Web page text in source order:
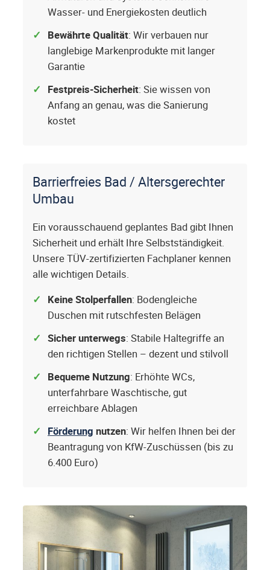
Wasser- und Energiekosten deutlich
Bewährte Qualität: Wir verbauen nur
langlebige Markenprodukte mit langer
Garantie
Festpreis-Sicherheit: Sie wissen von
Anfang an genau, was die Sanierung
kostet
Barrierfreies Bad / Altersgerechter
Umbau
Ein vorausschauend geplantes Bad gibt Ihnen
Sicherheit und erhält Ihre Selbstständigkeit.
Unsere TÜV-zertifizierten Fachplaner kennen
alle wichtigen Details.
Keine Stolperfallen: Bodengleiche
Duschen mit rutschfesten Belägen
Sicher unterwegs: Stabile Haltegriffe an
den richtigen Stellen – dezent und stilvoll
Bequeme Nutzung: Erhöhte WCs,
unterfahrbare Waschtische, gut
erreichbare Ablagen
Förderung nutzen: Wir helfen Ihnen bei der
Beantragung von KfW-Zuschüssen (bis zu
6.400 Euro)